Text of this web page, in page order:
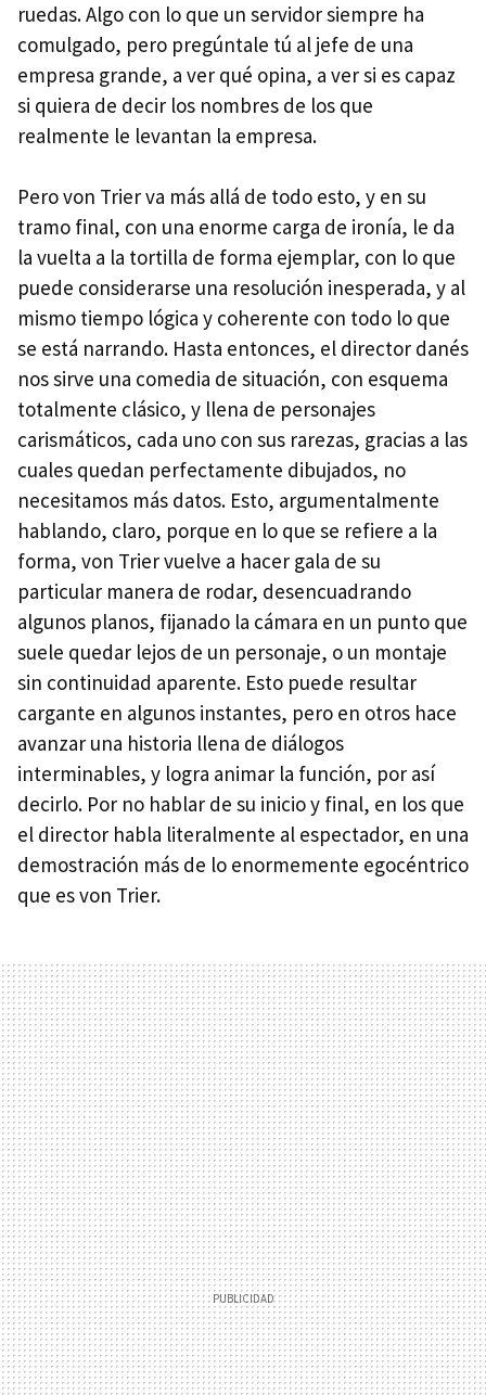
ruedas. Algo con lo que un servidor siempre ha
comulgado, pero pregúntale tú al jefe de una
empresa grande, a ver qué opina, a ver si es capaz
si quiera de decir los nombres de los que
realmente le levantan la empresa.
Pero von Trier va más allá de todo esto, y en su
tramo final, con una enorme carga de ironía, le da
la vuelta a la tortilla de forma ejemplar, con lo que
puede considerarse una resolución inesperada, y al
mismo tiempo lógica y coherente con todo lo que
se está narrando. Hasta entonces, el director danés
nos sirve una comedia de situación, con esquema
totalmente clásico, y llena de personajes
carismáticos, cada uno con sus rarezas, gracias a las
cuales quedan perfectamente dibujados, no
necesitamos más datos. Esto, argumentalmente
hablando, claro, porque en lo que se refiere a la
forma, von Trier vuelve a hacer gala de su
particular manera de rodar, desencuadrando
algunos planos, fijanado la cámara en un punto que
suele quedar lejos de un personaje, o un montaje
sin continuidad aparente. Esto puede resultar
cargante en algunos instantes, pero en otros hace
avanzar una historia llena de diálogos
interminables, y logra animar la función, por así
decirlo. Por no hablar de su inicio y final, en los que
el director habla literalmente al espectador, en una
demostración más de lo enormemente egocéntrico
que es von Trier.